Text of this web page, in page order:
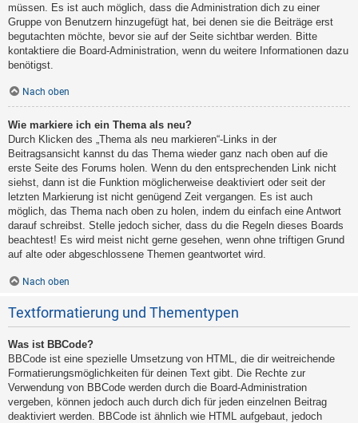
müssen. Es ist auch möglich, dass die Administration dich zu einer
Gruppe von Benutzern hinzugefügt hat, bei denen sie die Beiträge erst
begutachten möchte, bevor sie auf der Seite sichtbar werden. Bitte
kontaktiere die Board-Administration, wenn du weitere Informationen dazu
benötigst.
Nach oben
Wie markiere ich ein Thema als neu?
Durch Klicken des „Thema als neu markieren“-Links in der
Beitragsansicht kannst du das Thema wieder ganz nach oben auf die
erste Seite des Forums holen. Wenn du den entsprechenden Link nicht
siehst, dann ist die Funktion möglicherweise deaktiviert oder seit der
letzten Markierung ist nicht genügend Zeit vergangen. Es ist auch
möglich, das Thema nach oben zu holen, indem du einfach eine Antwort
darauf schreibst. Stelle jedoch sicher, dass du die Regeln dieses Boards
beachtest! Es wird meist nicht gerne gesehen, wenn ohne triftigen Grund
auf alte oder abgeschlossene Themen geantwortet wird.
Nach oben
Textformatierung und Thementypen
Was ist BBCode?
BBCode ist eine spezielle Umsetzung von HTML, die dir weitreichende
Formatierungsmöglichkeiten für deinen Text gibt. Die Rechte zur
Verwendung von BBCode werden durch die Board-Administration
vergeben, können jedoch auch durch dich für jeden einzelnen Beitrag
deaktiviert werden. BBCode ist ähnlich wie HTML aufgebaut, jedoch